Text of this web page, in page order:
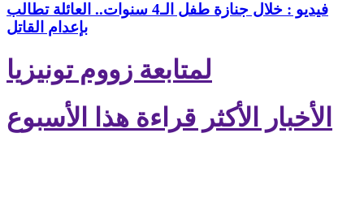
فيديو : خلال جنازة طفل الـ4 سنوات.. العائلة تطالب
بإعدام القاتل
لمتابعة زووم تونيزيا
الأخبار الأكثر قراءة هذا الأسبوع